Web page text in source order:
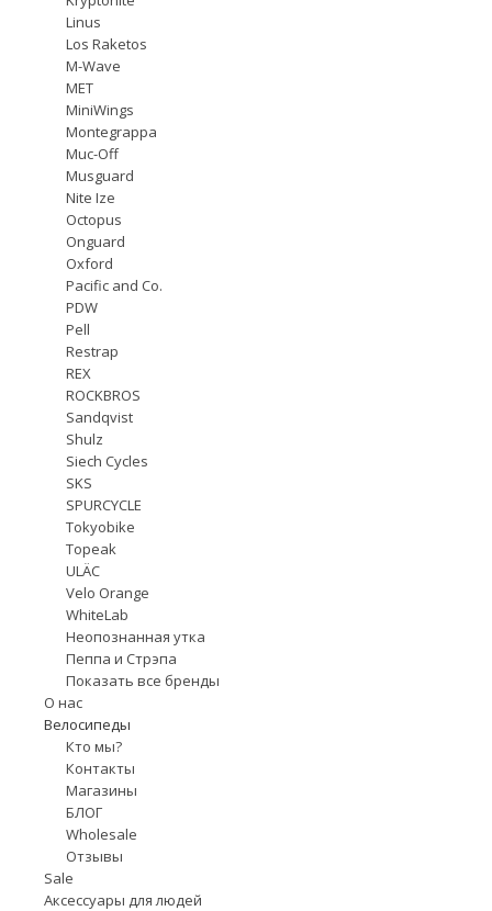
Linus
Los Raketos
M-Wave
MET
MiniWings
Montegrappa
Muc-Off
Musguard
Nite Ize
Octopus
Onguard
Oxford
Pacific and Co.
PDW
Pell
Restrap
REX
ROCKBROS
Sandqvist
Shulz
Siech Cycles
SKS
SPURCYCLE
Tokyobike
Topeak
ULÄC
Velo Orange
WhiteLab
Неопознанная утка
Пеппа и Стрэпа
Показать все бренды
О нас
Велосипеды
Кто мы?
Контакты
Магазины
БЛОГ
Wholesale
Отзывы
Sale
Аксессуары для людей